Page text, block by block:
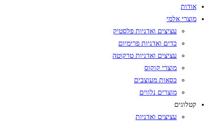
אודות
מוצרי אלמי
עציצים ואדניות פלסטיק
כדים ואדניות פרימיום
עציצים ואדניות טרקוטה
מוצרי קוקוס
כסאות מעוצבים
מוצרים נלווים
קטלוגים
עציצים ואדניות